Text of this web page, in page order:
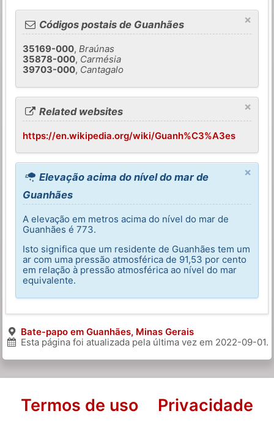
×
Códigos postais de Guanhães
35169-000,Braúnas
35878-000, Carmésia
39703-000, Cantagalo
×
Related websites
https://en.wikipedia.org/wiki/Guanh%C3%A3es
×
Elevação acima do nível do mar de
Guanhães
A elevação em metros acima do nível do mar de
Guanhães é 773.
Isto significa que um residente de Guanhães tem um
ar com uma pressão atmosférica de 91,53 por cento
em relação à pressão atmosférica ao nível do mar
equivalente.
Bate-papo em Guanhães, Minas Gerais
Esta página foi atualizada pela última vez em 2022-09-01.
Termos de uso
Privacidade